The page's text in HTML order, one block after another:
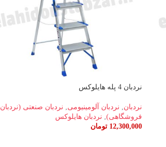
نردبان 4 پله هایلوکس
نردبان نردبان آلومینیومی
نردبان صنعتی (نردبان
فروشگاهی) نردبان هایلوکس
12,300,000 تومان